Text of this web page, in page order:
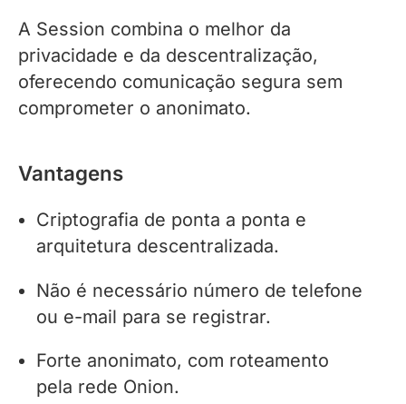
A Session combina o melhor da
privacidade e da descentralização,
oferecendo comunicação segura sem
comprometer o anonimato.
Vantagens
Criptografia de ponta a ponta e
arquitetura descentralizada.
Não é necessário número de telefone
ou e-mail para se registrar.
Forte anonimato, com roteamento
pela rede Onion.